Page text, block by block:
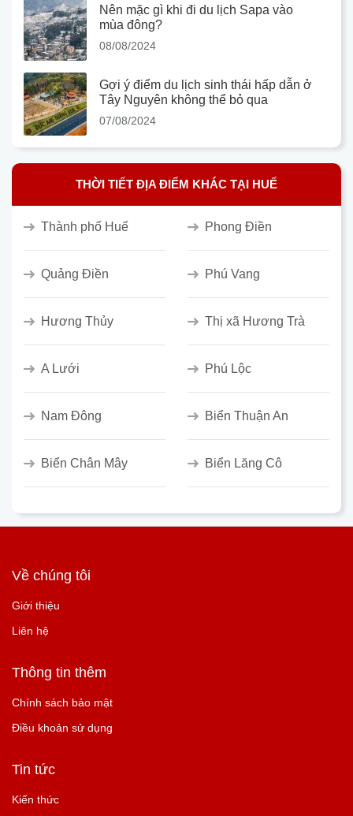
Nên mặc gì khi đi du lịch Sapa vào
mùa đông?
08/08/2024
Gợi ý điểm du lịch sinh thái hấp dẫn ở
Tây Nguyên không thể bỏ qua
07/08/2024
THỜI TIẾT ĐỊA ĐIỂM KHÁC TẠI HUẾ
Thành phố Huế Phong Điền
Quảng Điền Phú Vang
Hương Thủy Thị xã Hương Trà
A Lưới Phú Lộc
Nam Đông Biển Thuận An
Biển Chân Mây Biển Lăng Cô
Về chúng tôi
Giới thiệu
Liên hệ
Thông tin thêm
Chính sách bảo mật
Điều khoản sử dụng
Tin tức
Kiến thức